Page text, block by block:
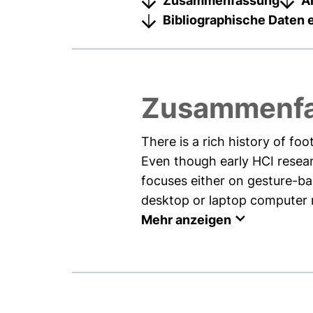
Bibliographische Daten
There is a rich history of
Even though early HCI
focuses either on gesture-
desktop or laptop computer
Mehr anzeigen